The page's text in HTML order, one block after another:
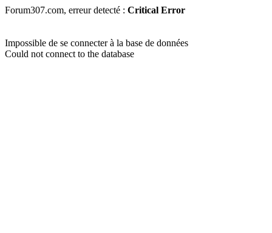
Forum307.com, erreur detecté : Critical Error
Impossible de se connecter à la base de données
Could not connect to the database